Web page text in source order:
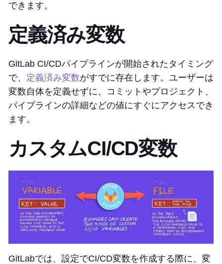
できます。
定義済み変数
GitLab CI/CDパイプラインが開始されたタイミング
で、 定義済み変数がすでに存在します。ユーザーは
変数自体を定義せずに、コミットやプロジェクト、
パイプラインの詳細などの値にすぐにアクセスでき
ます。
カスタムCI/CD変数
GitLabでは、設定でCI/CD変数を作成する際に、変